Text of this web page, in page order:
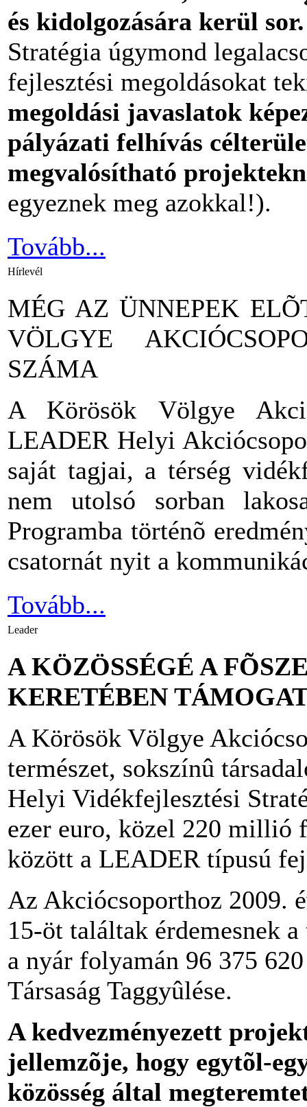
és kidolgozására kerül sor.
Stratégia úgymond
fejlesztési megoldásokat
megoldási javaslatok
pályázati felhívás
megvalósítható
egyeznek meg azokkal!).
Tovább...
Hírlevél
MÉG AZ ÜNNEPEK
VÖLGYE
SZÁMA
A Körösök Völgye
LEADER Helyi
saját tagjai, a térség
nem utolsó sorban
Programba történõ
csatornát nyit a
Tovább...
Leader
A KÖZÖSSÉGÉ A
KERETÉBEN
A Körösök Völgye
természet, sokszínû
Helyi Vidékfejlesztési
ezer euro, közel 220 millió
között a LEADER típusú
Az Akciócsoporthoz 2009.
15-öt találtak érdemesnek
a nyár folyamán 96 375
Társaság Taggyûlése.
A kedvezményezett
jellemzõje, hogy egytõl-
közösség által